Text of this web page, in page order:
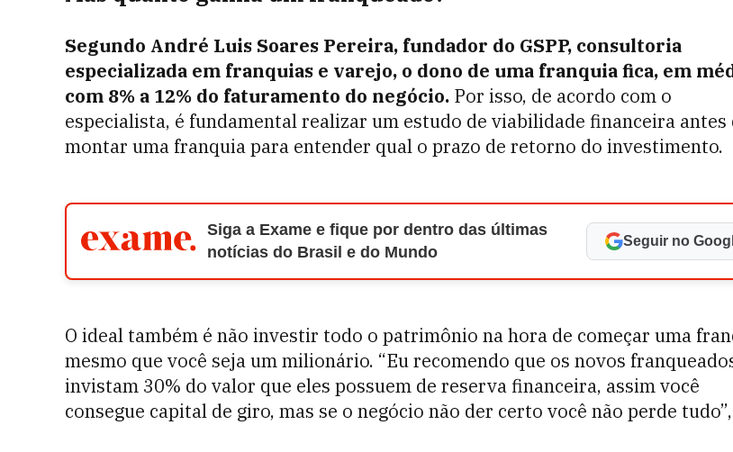
Segundo André Luis Soares Pereira, fundador do GSPP, consultoria
especializada em franquias e varejo, o dono de uma franquia fica, em
com 8% a 12% do faturamento do negócio. Por isso, de acordo com o
especialista, é fundamental realizar um estudo de viabilidade financeira antes
montar uma franquia para entender qual o prazo de retorno do investimento.
Siga a Exame e fique por dentro das últimas
notícias do Brasil e do Mundo
Seguir no
O ideal também é não investir todo o patrimônio na hora de começar uma
mesmo que você seja um milionário. “Eu recomendo que os novos
invistam 30% do valor que eles possuem de reserva financeira, assim você
consegue capital de giro, mas se o negócio não der certo você não perde